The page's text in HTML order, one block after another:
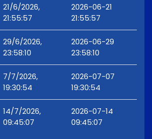
21/6/2026,
21:55:57
2026-06-21
21:55:57
29/6/2026,
23:58:10
2026-06-29
23:58:10
7/7/2026,
19:30:54
2026-07-07
19:30:54
14/7/2026,
09:45:07
2026-07-14
09:45:07